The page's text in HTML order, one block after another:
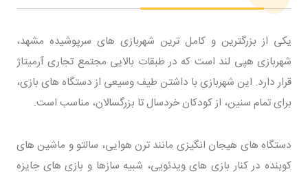
یکی از بزرگترین و کامل ترین شهربازی های سرپوشیده مشهد،
شهربازی هپی لند است که در طبقات بالایی مجتمع تجاری آرمیتاژ
قرار دارد. این شهربازی با داشتن طیف وسیعی از دستگاه های بازی،
برای تمام سنین، از کودکان خردسال تا بزرگسالان، مناسب است.
دستگاه های هیجان انگیزی مانند ترن هوایی، سالتو و ماشین های
کوبنده در کنار بازی های ویدئویی، شبیه سازها و بازی های جایزه